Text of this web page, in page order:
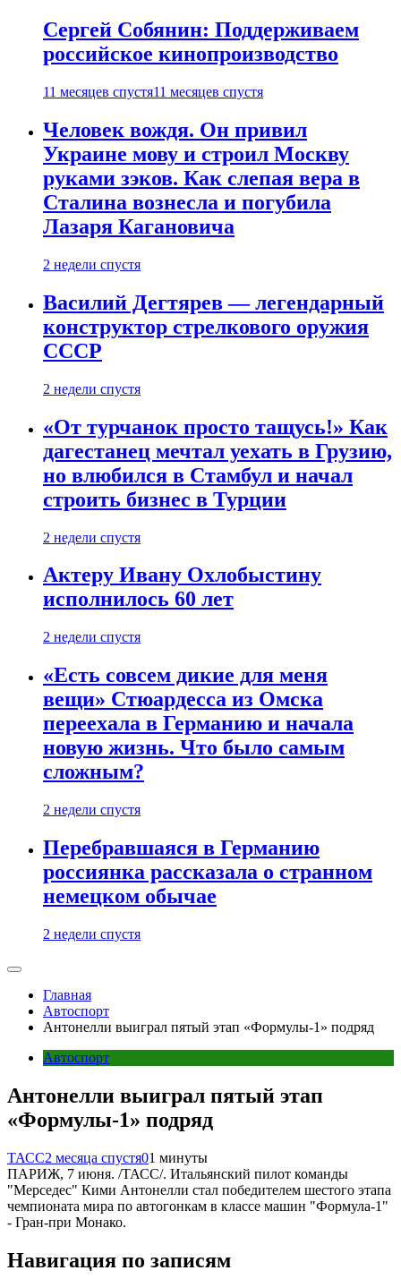
Сергей Собянин: Поддерживаем
российское кинопроизводство
11 месяцев спустя11 месяцев спустя
Человек вождя. Он привил
Украине мову и строил Москву
руками зэков. Как слепая вера в
Сталина вознесла и погубила
Лазаря Кагановича
2 недели спустя
Василий Дегтярев — легендарный
конструктор стрелкового оружия
СССР
2 недели спустя
«От турчанок просто тащусь!» Как
дагестанец мечтал уехать в Грузию,
но влюбился в Стамбул и начал
строить бизнес в Турции
2 недели спустя
Актеру Ивану Охлобыстину
исполнилось 60 лет
2 недели спустя
«Есть совсем дикие для меня
вещи» Стюардесса из Омска
переехала в Германию и начала
новую жизнь. Что было самым
сложным?
2 недели спустя
Перебравшаяся в Германию
россиянка рассказала о странном
немецком обычае
2 недели спустя
Главная
Автоспорт
Антонелли выиграл пятый этап «Формулы-1» подряд
Автоспорт
Антонелли выиграл пятый этап
«Формулы-1» подряд
ТАСС2 месяца спустя01 минуты
ПАРИЖ, 7 июня. /ТАСС/. Итальянский пилот команды
"Мерседес" Кими Антонелли стал победителем шестого этапа
чемпионата мира по автогонкам в классе машин "Формула-1"
- Гран-при Монако.
Навигация по записям